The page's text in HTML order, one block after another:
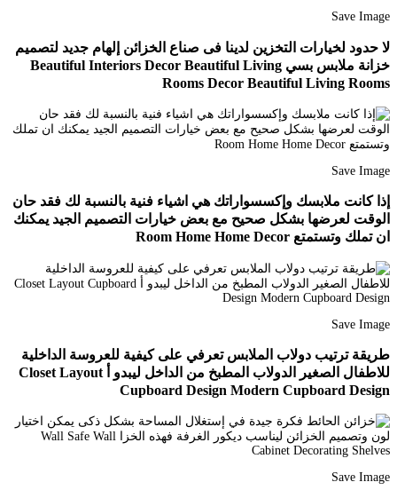
Save Image
لا حدود لخيارات التخزين لدينا فى صناع الخزائن إلهام جديد لتصميم
خزانة ملابس بسي Beautiful Interiors Decor Beautiful Living
Rooms Decor Beautiful Living Rooms
Save Image
إذا كانت ملابسك وإكسسواراتك هي اشياء فنية بالنسبة لك فقد حان
الوقت لعرضها بشكل صحيح مع بعض خيارات التصميم الجيد يمكنك
ان تملك وتستمتع Room Home Home Decor
Save Image
طريقة ترتيب دولاب الملابس تعرفي على كيفية للعروسة الداخلية
للاطفال الصغير الدولاب المطبخ من الداخل ليبدو أ Closet Layout
Cupboard Design Modern Cupboard Design
Save Image